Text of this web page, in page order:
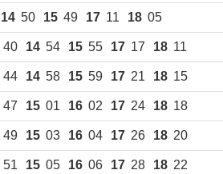
14 50 15 49 17 11 18 05
40 14 54 15 55 17 17 18 11
44 14 58 15 59 17 21 18 15
47 15 01 16 02 17 24 18 18
49 15 03 16 04 17 26 18 20
51 15 05 16 06 17 28 18 22